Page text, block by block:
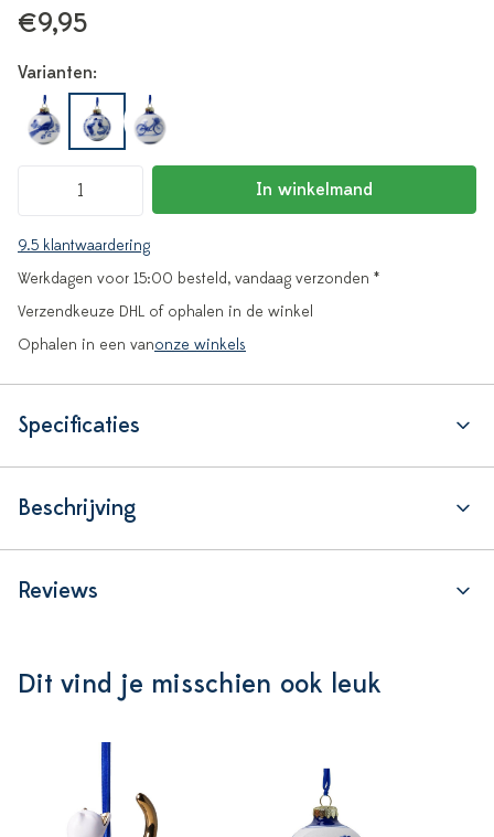
€9,95
Varianten:
In winkelmand
9.5 klantwaardering
Werkdagen voor 15:00 besteld, vandaag verzonden *
Verzendkeuze DHL of ophalen in de winkel
Ophalen in een vanonze winkels
Specificaties
Beschrijving
Reviews
Dit vind je misschien ook leuk